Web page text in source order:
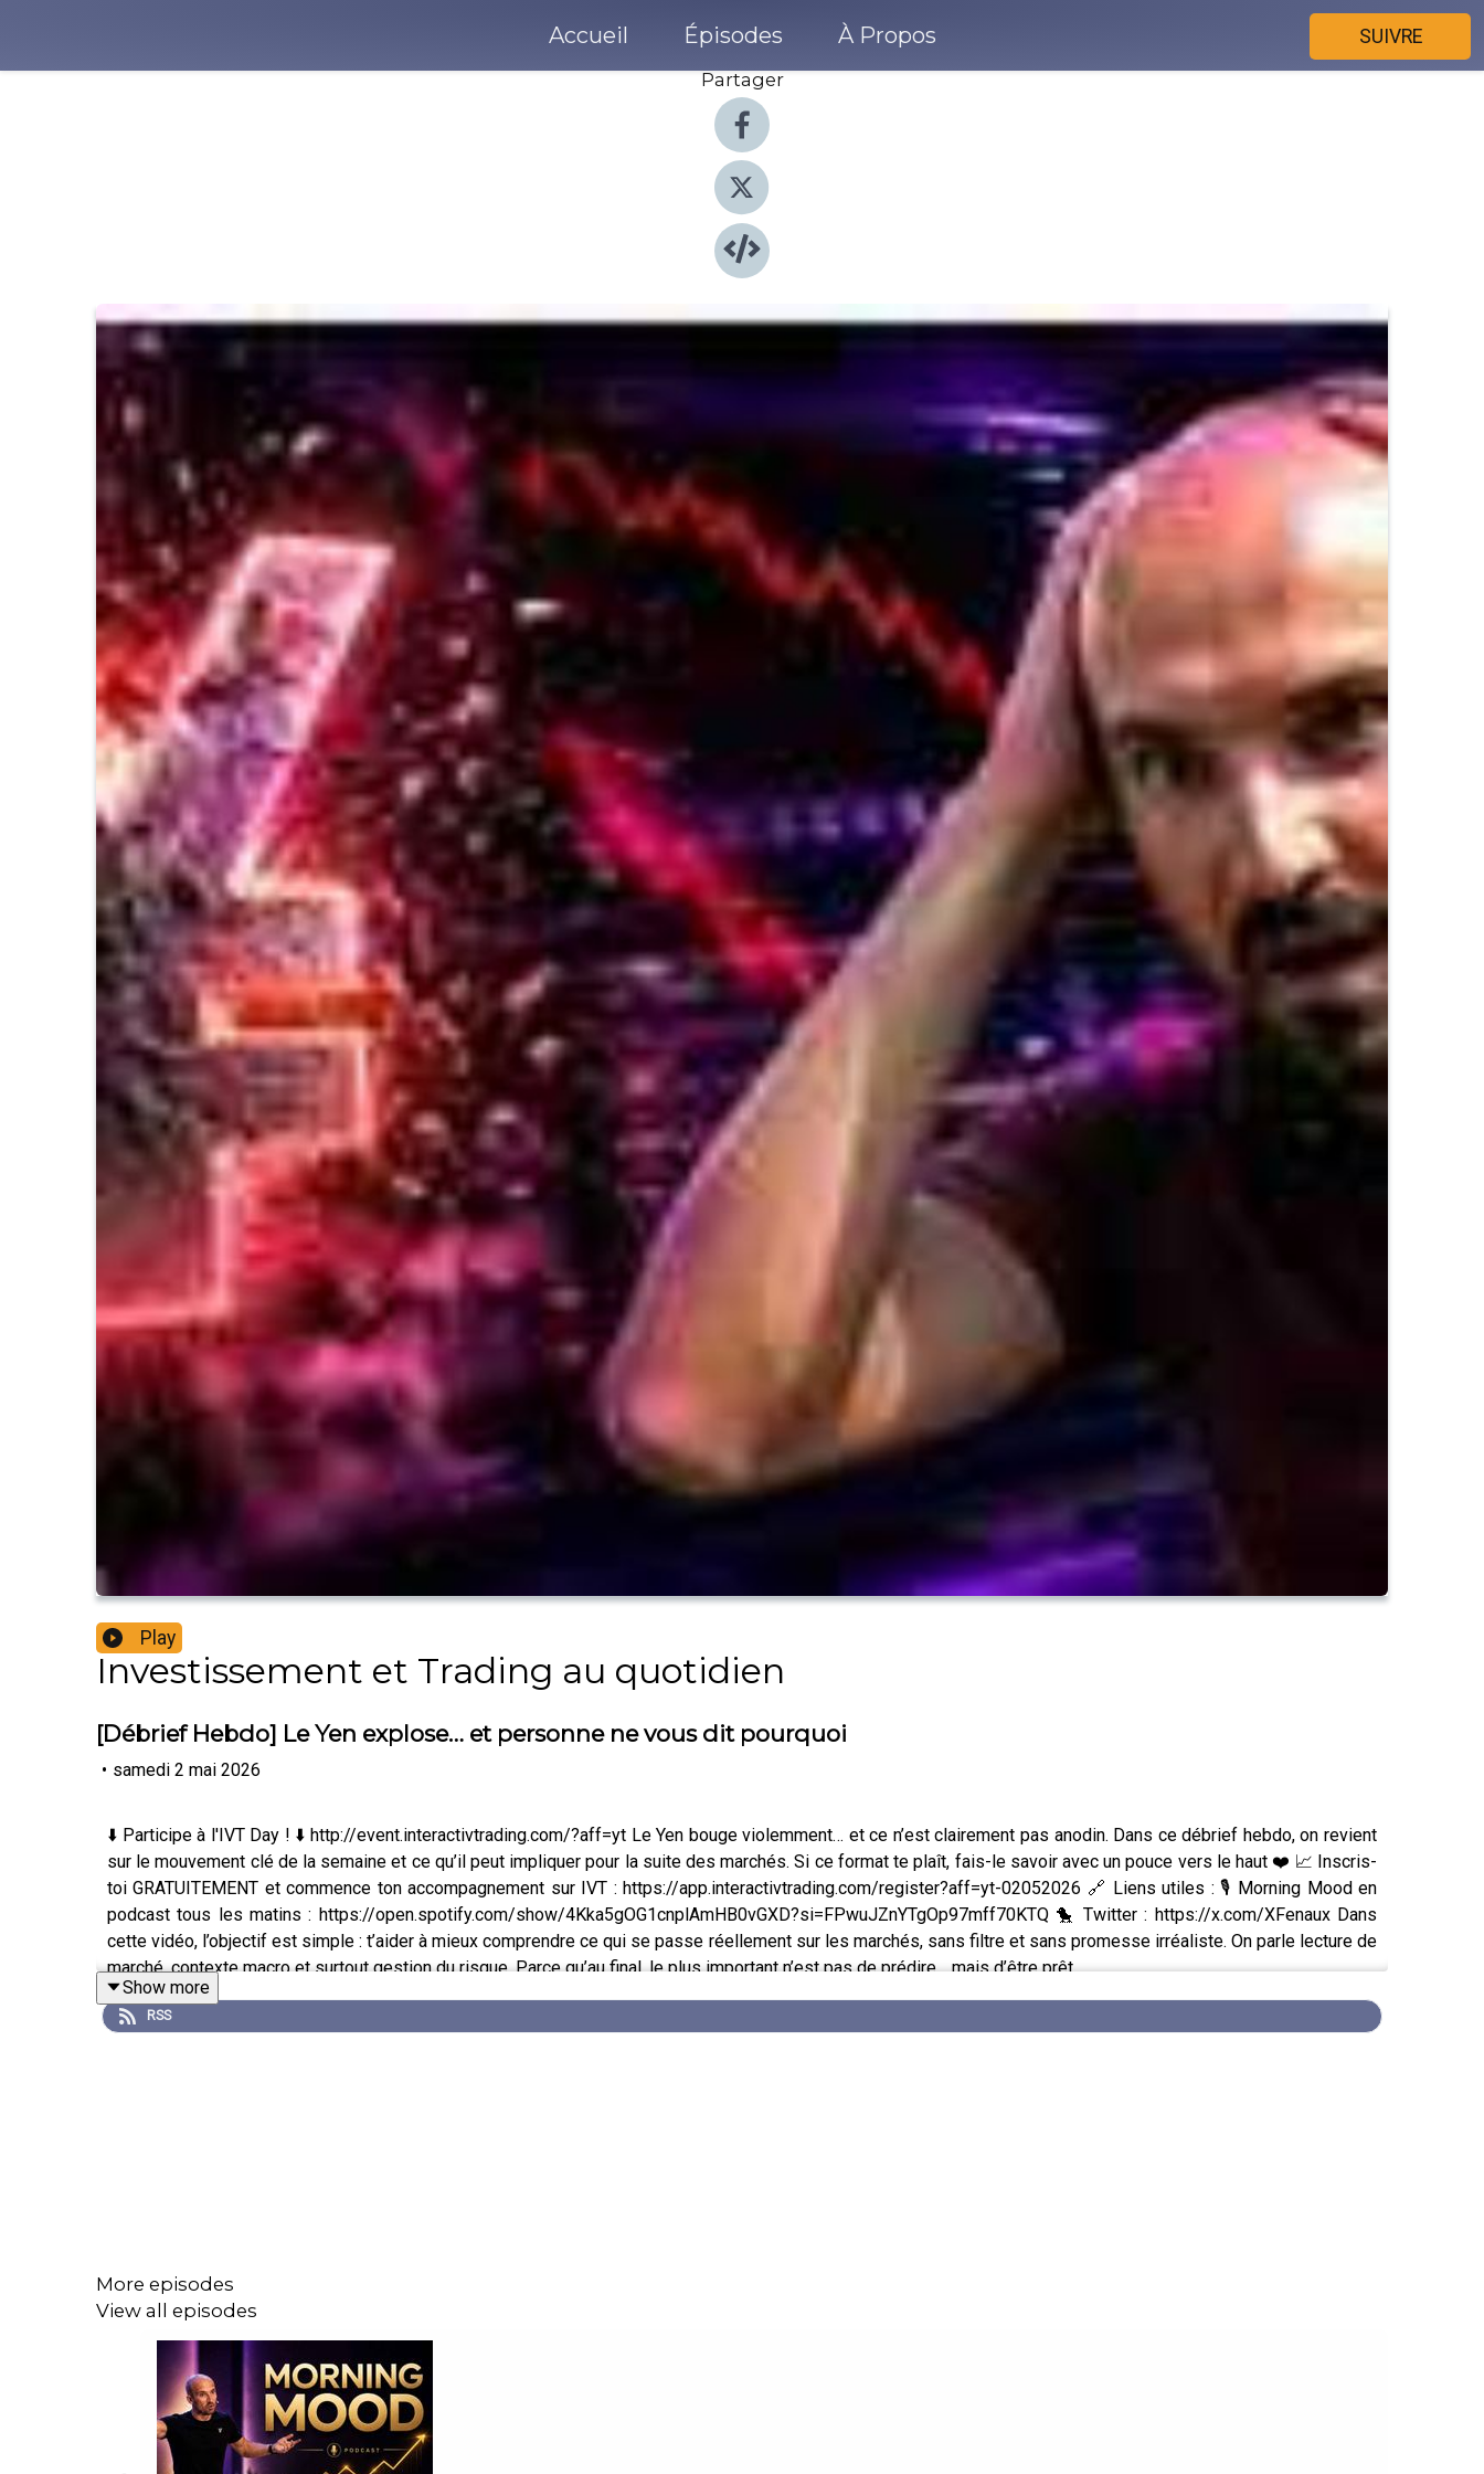
Accueil Épisodes À Propos
SUIVRE
Partager
Play
Investissement et Trading au quotidien
[Débrief Hebdo] Le Yen explose… et personne ne vous dit pourquoi
• samedi 2 mai 2026
⬇️ Participe à l'IVT Day ! ⬇️ http://event.interactivtrading.com/?aff=yt Le Yen bouge violemment… et ce n’est clairement pas anodin. Dans ce débrief hebdo, on revient
sur le mouvement clé de la semaine et ce qu’il peut impliquer pour la suite des marchés. Si ce format te plaît, fais-le savoir avec un pouce vers le haut ❤️ 📈 Inscris-
toi GRATUITEMENT et commence ton accompagnement sur IVT : https://app.interactivtrading.com/register?aff=yt-02052026 🔗 Liens utiles : 🎙️ Morning Mood en
podcast tous les matins : https://open.spotify.com/show/4Kka5gOG1cnplAmHB0vGXD?si=FPwuJZnYTgOp97mff70KTQ 🐤 Twitter : https://x.com/XFenaux Dans
cette vidéo, l’objectif est simple : t’aider à mieux comprendre ce qui se passe réellement sur les marchés, sans filtre et sans promesse irréaliste. On parle lecture de
marché, contexte macro et surtout gestion du risque. Parce qu’au final, le plus important n’est pas de prédire… mais d’être prêt.
Show more
RSS
More episodes
View all episodes